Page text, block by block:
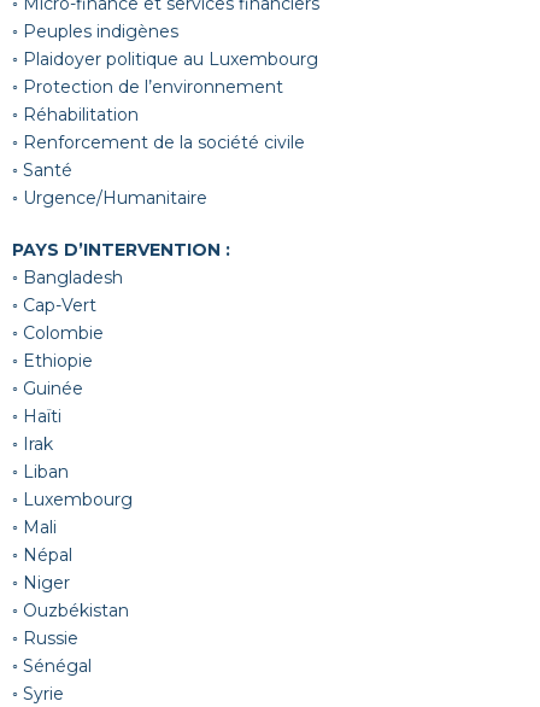
◦ Peuples indigènes
◦ Plaidoyer politique au Luxembourg
◦ Protection de l’environnement
◦ Réhabilitation
◦ Renforcement de la société civile
◦ Santé
◦ Urgence/Humanitaire
PAYS D’INTERVENTION :
◦ Bangladesh
◦ Cap-Vert
◦ Colombie
◦ Ethiopie
◦ Guinée
◦ Haïti
◦ Irak
◦ Liban
◦ Luxembourg
◦ Mali
◦ Népal
◦ Niger
◦ Ouzbékistan
◦ Russie
◦ Sénégal
◦ Syrie